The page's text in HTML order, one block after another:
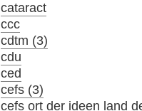
cataract
ccc
cdtm (3)
cdu
ced
cefs (3)
cefs ort der ideen land